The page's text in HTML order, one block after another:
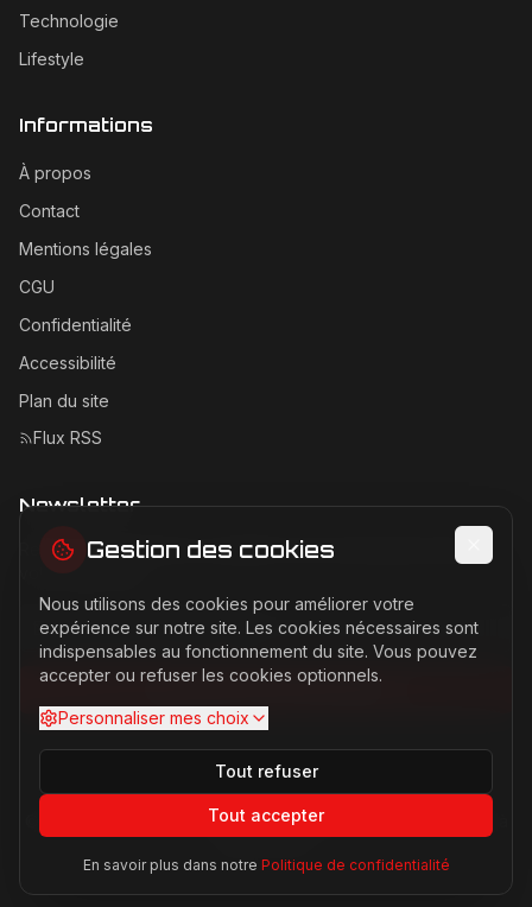
Technologie
Lifestyle
Informations
À propos
Contact
Mentions légales
CGU
Confidentialité
Accessibilité
Plan du site
Flux RSS
Newsletter
Recevez les dernières actualités Ferrari directement dans
Adresse email pour la newsletter
S'abonner à la newsletter
Ferrari Passion. Tous droits réservés. Site non affilié à
Gestion des cookies
Nous utilisons des cookies pour améliorer votre
expérience sur notre site. Les cookies nécessaires sont
indispensables au fonctionnement du site. Vous pouvez
accepter ou refuser les cookies optionnels.
Personnaliser mes choix
Tout refuser
Tout accepter
En savoir plus dans notre Politique de confidentialité